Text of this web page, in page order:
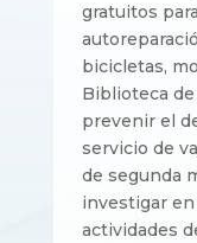
gratuitos
bicicletas,
Biblioteca de
prevenir el
servicio de
de segunda
investigar
actividades